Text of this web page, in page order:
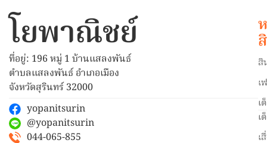
โยพาณิชย์
ที่อยู่: 196 หมู่ 1 บ้านแสลงพันธ์
ตำบลแสลงพันธ์ อำเภอเมือง
จังหวัดสุรินทร์ 32000
yopanitsurin
@yopanitsurin
044-065-855
สิ
เ
เ
เ
เ